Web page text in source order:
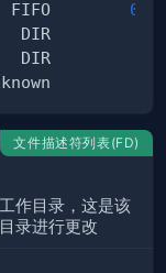
FIFO
DIR
DIR
文件描述符列表(FD)
作目录，这是该
录进行更改